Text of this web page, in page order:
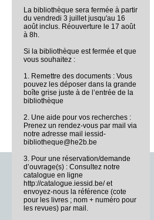
La bibliothèque sera fermée à partir
du vendredi 3 juillet jusqu'au 16
août inclus. Réouverture le 17 août
à 8h.
Si la bibliothèque est fermée et que
vous souhaitez :
1. Remettre des documents : Vous
pouvez les déposer dans la grande
boîte grise juste à de l’entrée de la
bibliothèque
2. Une aide pour vos recherches :
Prenez un rendez-vous par mail via
notre adresse mail iessid-
bibliotheque@he2b.be
3. Pour une réservation/demande
d’ouvrage(s) : Consultez notre
catalogue en ligne
http://catalogue.iessid.be/ et
envoyez-nous la référence (cote
pour les livres ; nom + numéro pour
les revues) par mail.